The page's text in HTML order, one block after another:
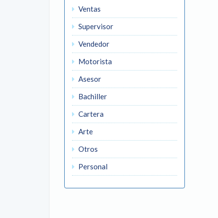
Ventas
Supervisor
Vendedor
Motorista
Asesor
Bachiller
Cartera
Arte
Otros
Personal